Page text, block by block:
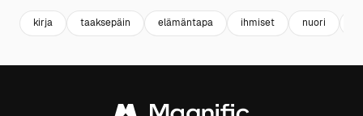
kirja taaksepäin elämäntapa ihmiset nuori